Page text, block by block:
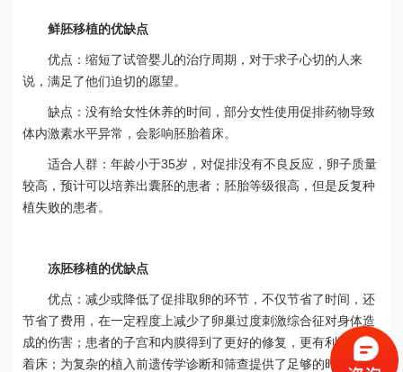
鲜胚移植的优缺点
优点：缩短了试管婴儿的治疗周期，对于求子心切的人来
说，满足了他们迫切的愿望。
缺点：没有给女性休养的时间，部分女性使用促排药物导致
体内激素水平异常，会影响胚胎着床。
适合人群：年龄小于35岁，对促排没有不良反应，卵子质量
较高，预计可以培养出囊胚的患者；胚胎等级很高，但是反复种
植失败的患者。
冻胚移植的优缺点
优点：减少或降低了促排取卵的环节，不仅节省了时间，还
节省了费用，在一定程度上减少了卵巢过度刺激综合征对身体造
成的伤害；患者的子宫和内膜得到了更好的修复，更有利于胚胎
着床；为复杂的植入前遗传学诊断和筛查提供了足够的时间，可